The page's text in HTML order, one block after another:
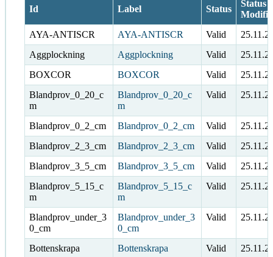
Id Label Status
Status
AYA-ANTISCR
AYA-ANTISCR Valid
Aggplockning
Aggplockning Valid
BOXCOR
BOXCOR Valid
Blandprov_0_20_c
m
Blandprov_0_20_c
m
Valid
Blandprov_0_2_cm Blandprov_0_2_cm Valid
Blandprov_2_3_cm
Blandprov_2_3_cm Valid
Blandprov_3_5_cm
Blandprov_3_5_cm Valid
Blandprov_5_15_c
m
Blandprov_5_15_c
m
Valid
Blandprov_under_3
0_cm
Blandprov_under_3
0_cm
Valid
Bottenskrapa Bottenskrapa Valid